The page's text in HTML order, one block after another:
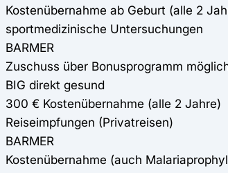
Kostenübernahme ab Geburt (alle 2
sportmedizinische Untersuchungen
BARMER
Zuschuss über Bonusprogramm
BIG direkt gesund
300 € Kostenübernahme (alle 2 Jahre)
Reiseimpfungen (Privatreisen)
BARMER
Kostenübernahme (auch